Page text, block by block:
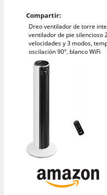
Compartir:
Dreo ventilador de torre
ventilador de pie silencioso
velocidades y 3 modos,
oscilación 90°, blanco WiFi